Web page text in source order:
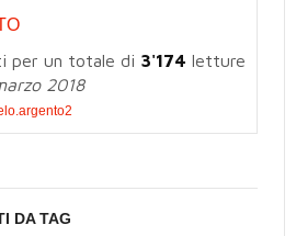
per un totale di 3'174 letture
2018
DA TAG